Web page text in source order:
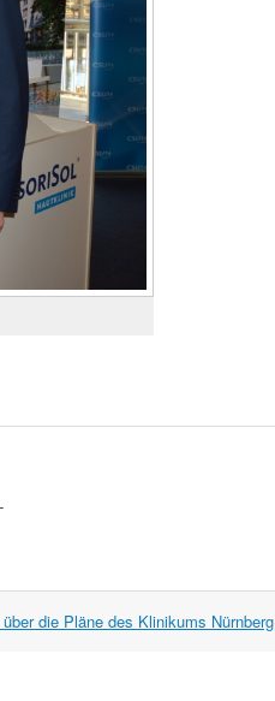
die Pläne des Klinikums Nürnberg